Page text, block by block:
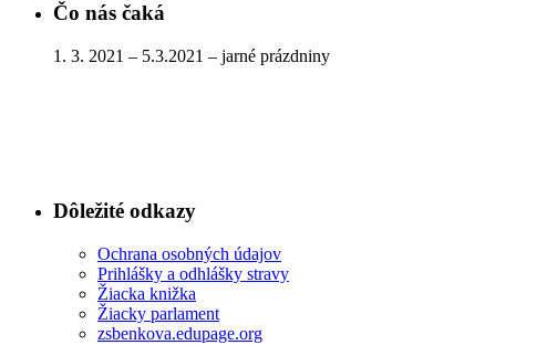
Čo nás čaká
1. 3. 2021 – 5.3.2021 – jarné prázdniny
Dôležité odkazy
Ochrana osobných údajov
Prihlášky a odhlášky stravy
Žiacka knižka
Žiacky parlament
zsbenkova.edupage.org